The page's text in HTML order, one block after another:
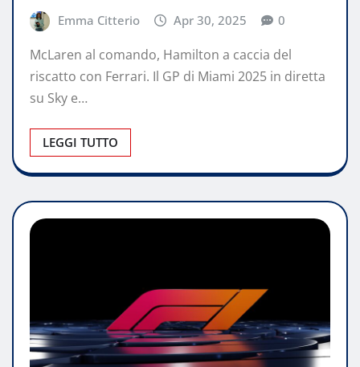
Emma Citterio Apr 30, 2025 0
McLaren al comando, Hamilton a caccia del
riscatto con Ferrari. Il GP di Miami 2025 in diretta
su Sky e…
LEGGI TUTTO